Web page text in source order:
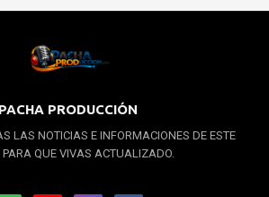
PACHA PRODUCCIÓN
LAS NOTICIAS E INFORMACIONES DE ESTE
PARA QUE VIVAS ACTUALIZADO.